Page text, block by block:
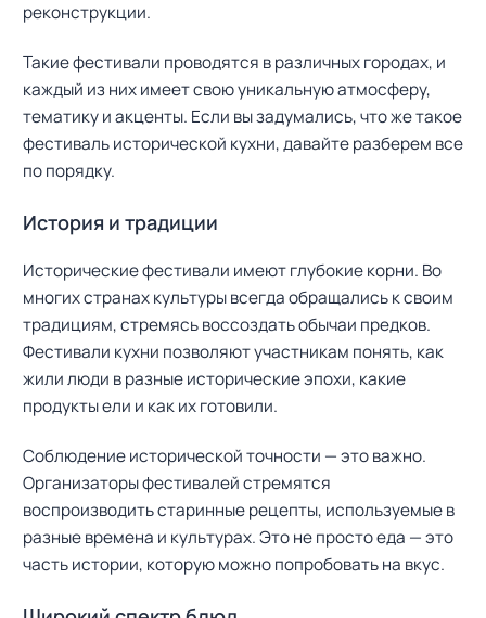
реконструкции.
Такие фестивали проводятся в различных городах, и
каждый из них имеет свою уникальную атмосферу,
тематику и акценты. Если вы задумались, что же такое
фестиваль исторической кухни, давайте разберем все
по порядку.
История и традиции
Исторические фестивали имеют глубокие корни. Во
многих странах культуры всегда обращались к своим
традициям, стремясь воссоздать обычаи предков.
Фестивали кухни позволяют участникам понять, как
жили люди в разные исторические эпохи, какие
продукты ели и как их готовили.
Соблюдение исторической точности — это важно.
Организаторы фестивалей стремятся
воспроизводить старинные рецепты, используемые в
разные времена и культурах. Это не просто еда — это
часть истории, которую можно попробовать на вкус.